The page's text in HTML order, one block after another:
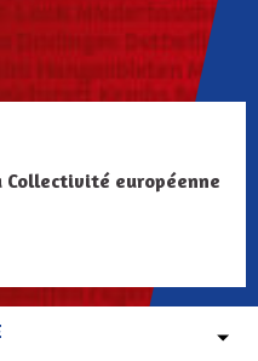
Collectivité européenne